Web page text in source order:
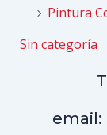
Pintura
Sin categoría